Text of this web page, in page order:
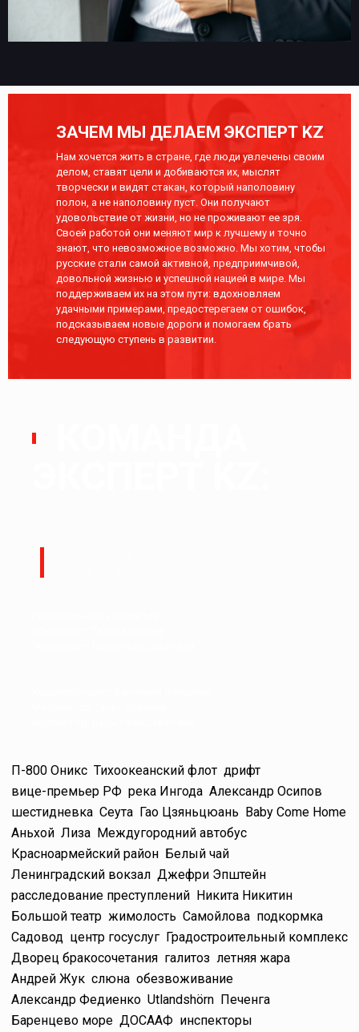
ЗАЧЕМ МЫ ДЕЛАЕМ ЭКСПЕРТ KZ
Нам хочется жить в стране, где люди увлечены своим
делом, ставят цели и добиваются их, мыслят
творчески и видят стакан, который наполовину
полон, а не наполовину пуст. Они получают
удовольствие от жизни, но не проживают ее зря.
Своей работой они меняют мир к лучшему и точно
знают, что невозможное возможно. Мы хотим, чтобы
русские стали самой активной, предприимчивой,
довольной жизнью и успешной нацией в мире. Мы
поддерживаем их на этом пути: вдохновляем
удачными примерами, предостерегаем от ошибок,
подсказываем новые дороги и помогаем брать
следующую ступень в развитии.
П-800 Оникс Тихоокеанский флот дрифт
вице-премьер РФ река Ингода Александр Осипов
шестидневка Сеута Гао Цзяньцюань Baby Come Home
Аньхой Лиза Междугородний автобус
Красноармейский район Белый чай
Ленинградский вокзал Джефри Эпштейн
расследование преступлений Никита Никитин
Большой театр жимолость Самойлова подкормка
Садовод центр госуслуг Градостроительный комплекс
Дворец бракосочетания галитоз летняя жара
Андрей Жук слюна обезвоживание
Александр Федиенко Utlandshörn Печенга
Баренцево море ДОСААФ инспекторы